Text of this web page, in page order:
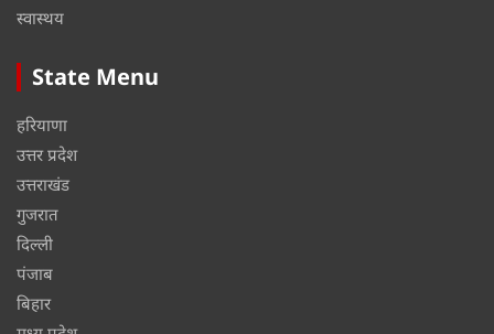
स्वास्थय
State Menu
हरियाणा
उत्तर प्रदेश
उत्तराखंड
गुजरात
दिल्ली
पंजाब
बिहार